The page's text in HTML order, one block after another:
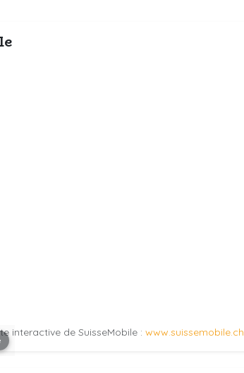
interactive de SuisseMobile : www.suissemobile.ch